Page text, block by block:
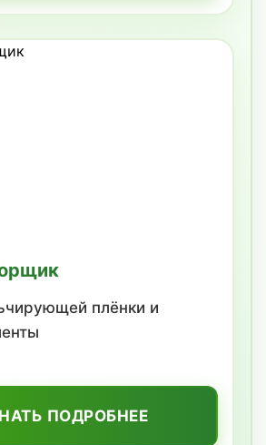
плёнки и
ПОДРОБНЕЕ